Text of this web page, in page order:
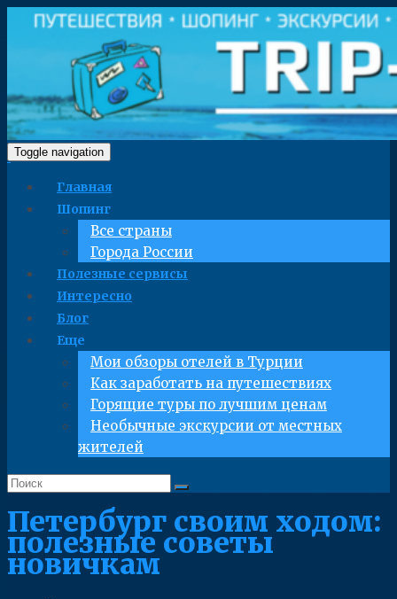
Toggle navigation
Главная
Шопинг
Все страны
Города России
Полезные сервисы
Интересно
Блог
Еще
Мои обзоры отелей в Турции
Как заработать на путешествиях
Горящие туры по лучшим ценам
Необычные экскурсии от местных
жителей
Петербург своим ходом:
полезные советы
новичкам